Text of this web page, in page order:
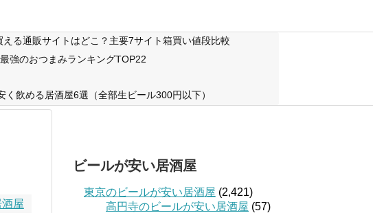
る通販サイトはどこ？主要7サイト箱買い値段比較
強のおつまみランキングTOP22
く飲める居酒屋6選（全部生ビール300円以下）
屋
ビールが安い居酒屋
東京のビールが安い居酒屋 (2,421)
高円寺のビールが安い居酒屋 (57)